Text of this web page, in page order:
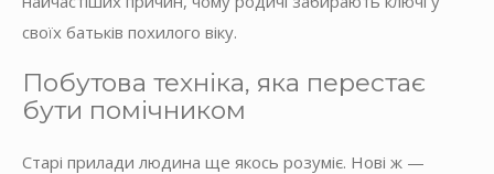
своїх батьків похилого віку.
Побутова техніка, яка перестає
бути помічником
Старі прилади людина ще якось розуміє. Нові ж —